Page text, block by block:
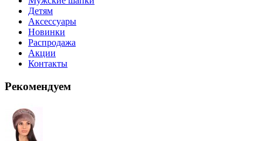
Детям
Аксессуары
Новинки
Распродажа
Акции
Контакты
Рекомендуем